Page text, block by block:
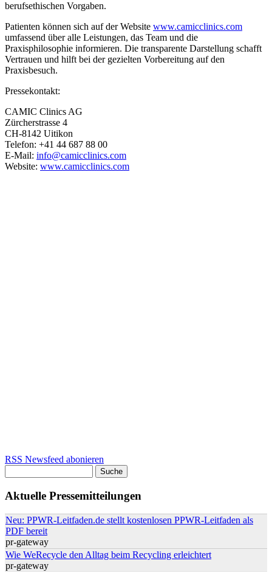
berufsethischen Vorgaben.
Patienten können sich auf der Website www.camicclinics.com
umfassend über alle Leistungen, das Team und die
Praxisphilosophie informieren. Die transparente Darstellung schafft
Vertrauen und hilft bei der gezielten Vorbereitung auf den
Praxisbesuch.
Pressekontakt:
CAMIC Clinics AG
Zürcherstrasse 4
CH-8142 Uitikon
Telefon: +41 44 687 88 00
E-Mail: info@camicclinics.com
Website: www.camicclinics.com
RSS Newsfeed abonieren
Aktuelle Pressemitteilungen
Neu: PPWR-Leitfaden.de stellt kostenlosen PPWR-Leitfaden als
PDF bereit
pr-gateway
Wie WeRecycle den Alltag beim Recycling erleichtert
pr-gateway